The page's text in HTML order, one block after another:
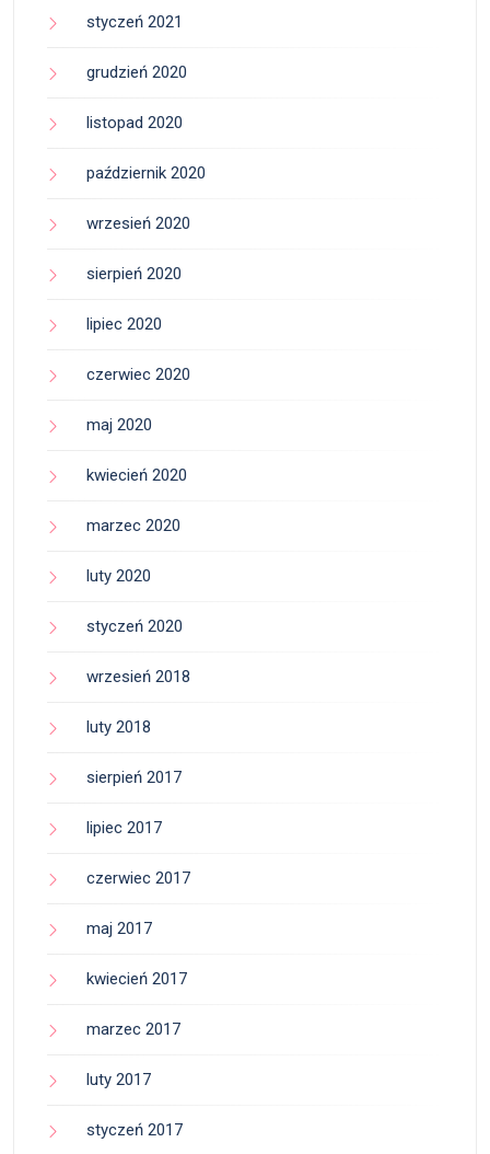
styczeń 2021
grudzień 2020
listopad 2020
październik 2020
wrzesień 2020
sierpień 2020
lipiec 2020
czerwiec 2020
maj 2020
kwiecień 2020
marzec 2020
luty 2020
styczeń 2020
wrzesień 2018
luty 2018
sierpień 2017
lipiec 2017
czerwiec 2017
maj 2017
kwiecień 2017
marzec 2017
luty 2017
styczeń 2017